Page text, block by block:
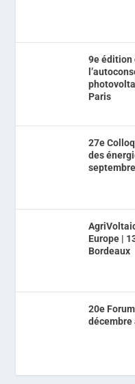
9e édition
Paris
27e
des
Europe |
Bordeaux
20e